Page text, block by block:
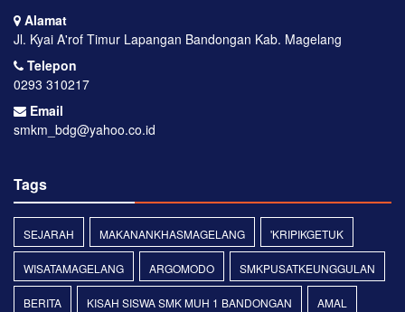
Alamat
Jl. Kyai A'rof Timur Lapangan Bandongan Kab. Magelang
Telepon
0293 310217
Email
smkm_bdg@yahoo.co.id
Tags
SEJARAH MAKANANKHASMAGELANG 'KRIPIKGETUK
WISATAMAGELANG ARGOMODO SMKPUSATKEUNGGULAN
BERITA KISAH SISWA SMK MUH 1 BANDONGAN AMAL